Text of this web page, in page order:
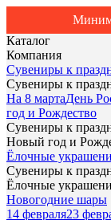
Каталог
Компания
Сувениры к
Сувениры к
На 8 мартаДень
год и Рождество
Сувениры к
Новый год и
Ёлочные
Сувениры к
Ёлочные
Новогодние шары
14 февраля23